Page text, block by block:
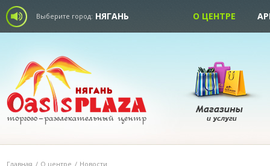
Выберите город: НЯГАНЬ О ЦЕНТРЕ
Главная / О центре / Новости